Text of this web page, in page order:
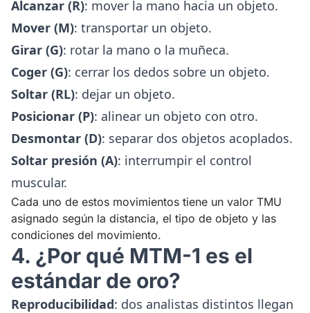
Alcanzar (R): mover la mano hacia un objeto.
Mover (M): transportar un objeto.
Girar (G): rotar la mano o la muñeca.
Coger (G): cerrar los dedos sobre un objeto.
Soltar (RL): dejar un objeto.
Posicionar (P): alinear un objeto con otro.
Desmontar (D): separar dos objetos acoplados.
Soltar presión (A): interrumpir el control
muscular.
Cada uno de estos movimientos tiene un valor TMU
asignado según la distancia, el tipo de objeto y las
condiciones del movimiento.
4. ¿Por qué MTM-1 es el
estándar de oro?
Reproducibilidad: dos analistas distintos llegan